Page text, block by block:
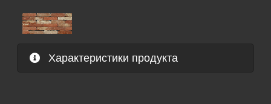
Характеристики продукта